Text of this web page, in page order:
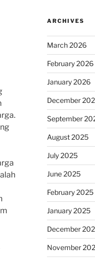
ARCHIVES
March 2026
February 2026
January 2026
December
September
August 2025
July 2025
June 2025
February 2025
January 2025
December
November